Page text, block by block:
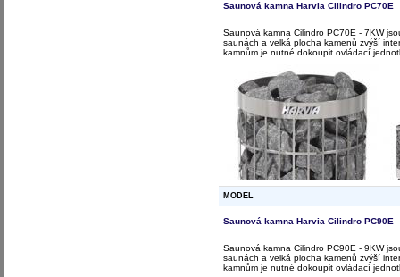
Saunová kamna Harvia Cilindro PC70E
Saunová kamna Cilindro PC70E - 7KW
saunách a velká plocha kamenů zvýší
kamnům je nutné dokoupit ovládací
MODEL
Saunová kamna Harvia Cilindro PC90E
Saunová kamna Cilindro PC90E - 9KW
saunách a velká plocha kamenů zvýší
kamnům je nutné dokoupit ovládací